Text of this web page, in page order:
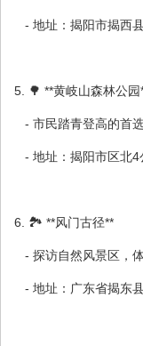
- 地址：揭阳市揭西
5. 🌳 **黄岐山森林公园
- 市民踏青登高的首
- 地址：揭阳市区北4
6. 🏞 **风门古径**
- 探访自然风景区，
- 地址：广东省揭东